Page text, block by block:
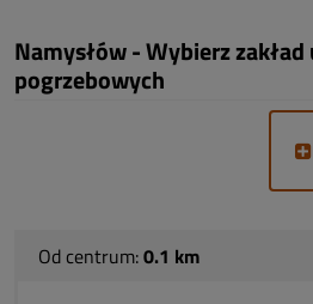
Namysłów - Wybierz zakład
pogrzebowych
Od centrum:0.1 km